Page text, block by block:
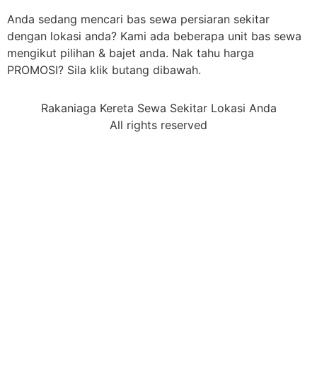
Anda sedang mencari bas sewa persiaran sekitar
dengan lokasi anda? Kami ada beberapa unit bas sewa
mengikut pilihan & bajet anda. Nak tahu harga
PROMOSI? Sila klik butang dibawah.
Rakaniaga Kereta Sewa Sekitar Lokasi Anda
All rights reserved